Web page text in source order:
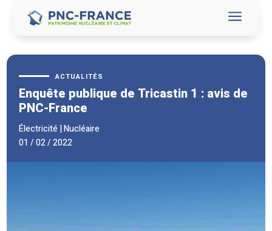
a
ACTUALITÉS
Enquête publique de Tricastin 1 : avis de
PNC-France
Électricité|Nucléaire
01 / 02 / 2022